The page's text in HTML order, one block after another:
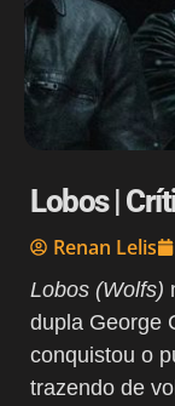
Lobos |
Renan Lelis
Lobos (Wolfs)
dupla George
conquistou o
trazendo de